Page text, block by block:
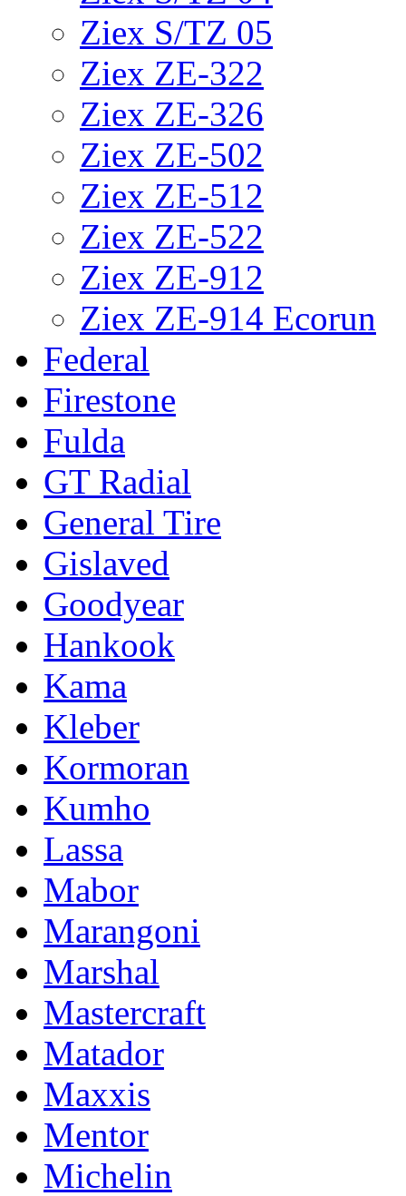
Ziex S/TZ 05
Ziex ZE-322
Ziex ZE-326
Ziex ZE-502
Ziex ZE-512
Ziex ZE-522
Ziex ZE-912
Ziex ZE-914 Ecorun
Federal
Firestone
Fulda
GT Radial
General Tire
Gislaved
Goodyear
Hankook
Kama
Kleber
Kormoran
Kumho
Lassa
Mabor
Marangoni
Marshal
Mastercraft
Matador
Maxxis
Mentor
Michelin